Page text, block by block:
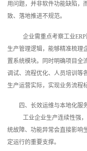
用问题，并非软件功能缺陷，
致、落地推进不规范。
企业需重点考察工业
生产管理逻辑，能够精准梳理
置系统模块。同时明确项目全
调试、流程优化、人员培训等
生产运营实际，实现业务流程
四、长效运维与本地化服
工业企业生产连续性强
统故障、功能异常会直接影响
定运行的重要支撑。